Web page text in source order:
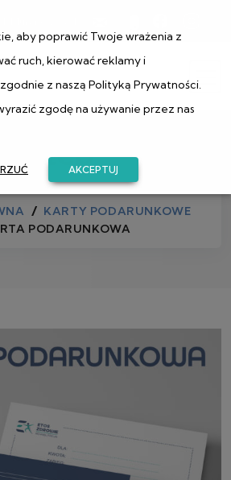
Sklep
KARTY PODARUNKOWE
PODARUNKOWA
aby poprawić Twoje wrażenia z
ruch, kierować reklamy i
z naszą Polityką Prywatności.
zgodę na używanie przez nas
AKCEPTUJ